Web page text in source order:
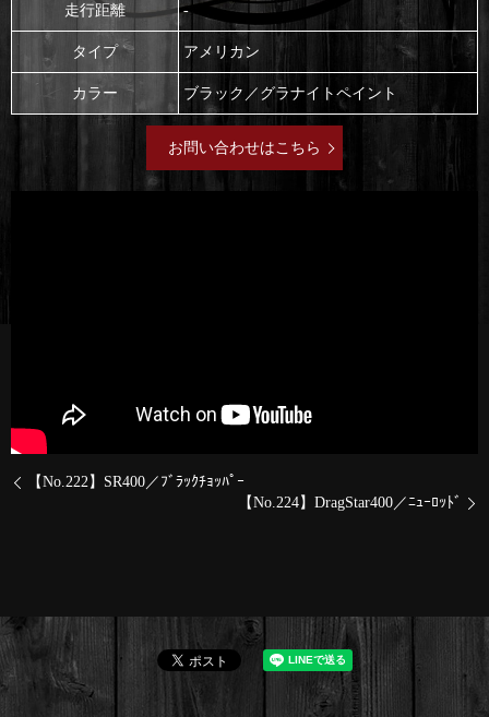
走行距離 -
タイプ アメリカン
カラー ブラック／グラナイトペイント
お問い合わせはこちら
【No.222】SR400／ﾌﾞﾗｯｸﾁｮｯﾊﾟｰ
【No.224】DragStar400／ﾆｭｰﾛｯﾄﾞ